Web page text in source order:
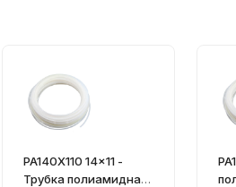
PA140X110 14x11 -
Трубка полиамидная